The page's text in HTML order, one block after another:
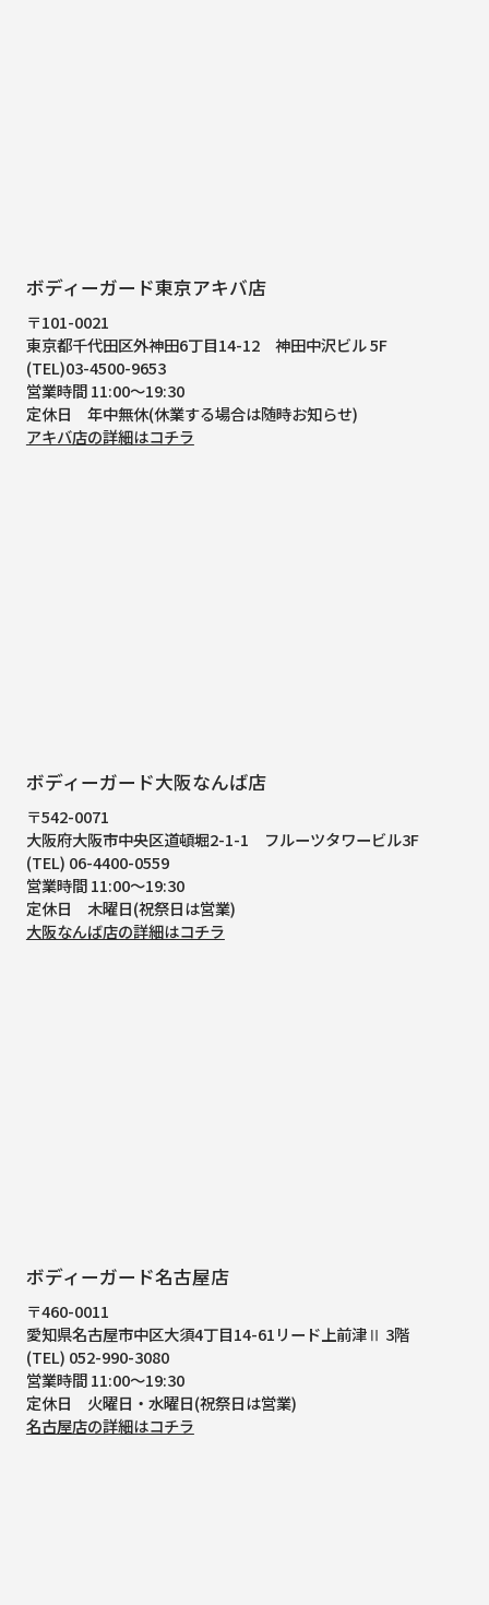
ボディーガード東京アキバ店
〒101-0021
東京都千代田区外神田6丁目14-12 神田中沢ビル 5F
(TEL)03-4500-9653
営業時間 11:00～19:30
定休日 年中無休(休業する場合は随時お知らせ)
アキバ店の詳細はコチラ
ボディーガード大阪なんば店
〒542-0071
大阪府大阪市中央区道頓堀2-1-1
フルーツタワービル3F
(TEL) 06-4400-0559
営業時間 11:00～19:30
定休日 木曜日(祝祭日は営業)
大阪なんば店の詳細はコチラ
ボディーガード名古屋店
〒460-0011
愛知県名古屋市中区大須4丁目14-61リード上前津Ⅱ 3階
(TEL) 052-990-3080
営業時間 11:00～19:30
定休日 火曜日・水曜日(祝祭日は営業)
名古屋店の詳細はコチラ